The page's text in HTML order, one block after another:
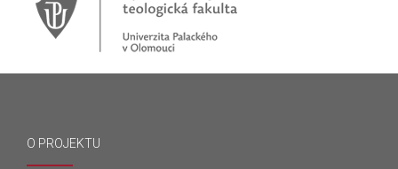
O PROJEKTU